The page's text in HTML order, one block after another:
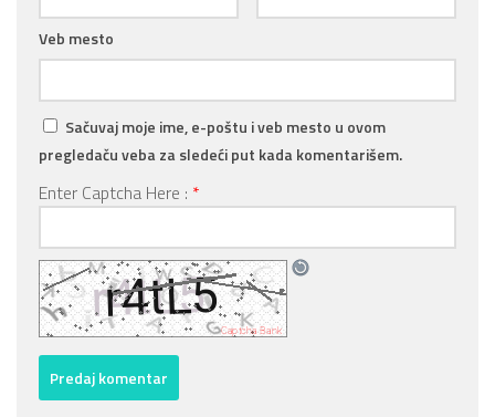
Veb mesto
Sačuvaj moje ime, e-poštu i veb mesto u ovom
pregledaču veba za sledeći put kada komentarišem.
Enter Captcha Here : *